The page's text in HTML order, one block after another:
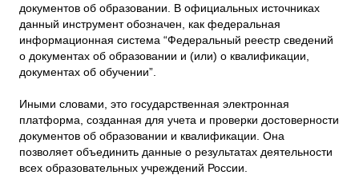
документов об образовании. В официальных источниках
данный инструмент обозначен, как федеральная
информационная система “Федеральный реестр сведений
о документах об образовании и (или) о квалификации,
документах об обучении”.
Иными словами, это государственная электронная
платформа, созданная для учета и проверки достоверности
документов об образовании и квалификации. Она
позволяет объединить данные о результатах деятельности
всех образовательных учреждений России.